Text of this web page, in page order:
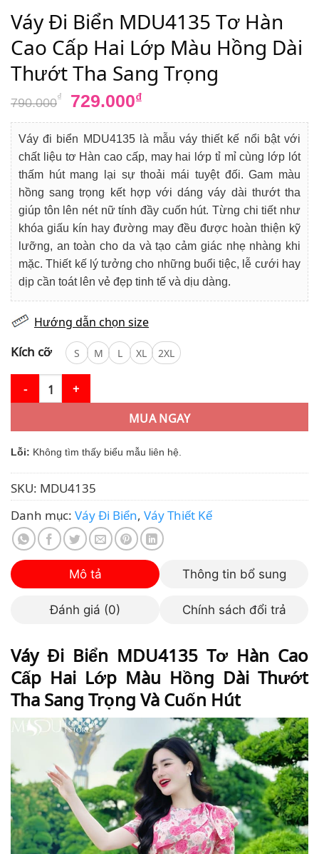
Váy Đi Biển MDU4135 Tơ Hàn
Cao Cấp Hai Lớp Màu Hồng Dài
Thướt Tha Sang Trọng
790.000₫
Giá
là:
790.000₫.
729.000₫
tại
là:
729.000₫.
Váy đi biển MDU4135 là mẫu váy thiết kế nổi bật với
chất liệu tơ Hàn cao cấp, may hai lớp tỉ mỉ cùng lớp lót
thấm hút mang lại sự thoải mái tuyệt đối. Gam màu
hồng sang trọng kết hợp với dáng váy dài thướt tha
giúp tôn lên nét nữ tính đầy cuốn hút. Từng chi tiết như
khóa giấu kín hay đường may đều được hoàn thiện kỹ
lưỡng, an toàn cho da và tạo cảm giác nhẹ nhàng khi
mặc. Thiết kế lý tưởng cho những buổi tiệc, lễ cưới hay
dịp cần toát lên vẻ đẹp tinh tế và dịu dàng.
Hướng dẫn chọn size
Kích cỡ S M L XL 2XL
Váy Đi Biển MDU4135 Tơ Hàn Cao Cấp Hai Lớp Màu Hồng Dài
MUA NGAY
Lỗi: Không tìm thấy biểu mẫu liên hệ.
SKU:MDU4135
Danh mục:Váy Đi Biển,Váy Thiết Kế
Mô tả Thông tin bổ sung
Đánh giá (0) Chính sách đổi trả
Váy Đi Biển MDU4135 Tơ Hàn Cao
Cấp Hai Lớp Màu Hồng Dài Thướt
Tha Sang Trọng Và Cuốn Hút